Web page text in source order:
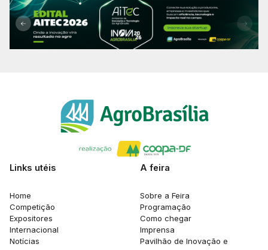
Links utéis
Home
Competição
Expositores
Internacional
Notícias
A feira
Sobre a Feira
Programação
Como chegar
Imprensa
Pavilhão de Inovação e